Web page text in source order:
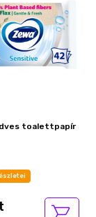
toalettpapír